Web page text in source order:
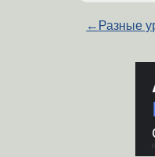
← Разные